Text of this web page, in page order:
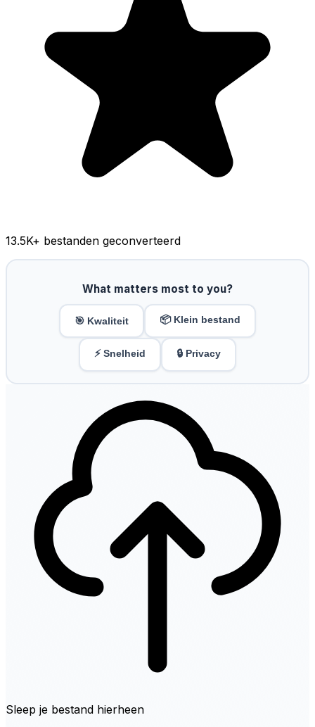
13.5K+ bestanden geconverteerd
What matters most to you?
🎯 Kwaliteit 📦 Klein bestand
⚡ Snelheid 🔒 Privacy
Sleep je bestand hierheen